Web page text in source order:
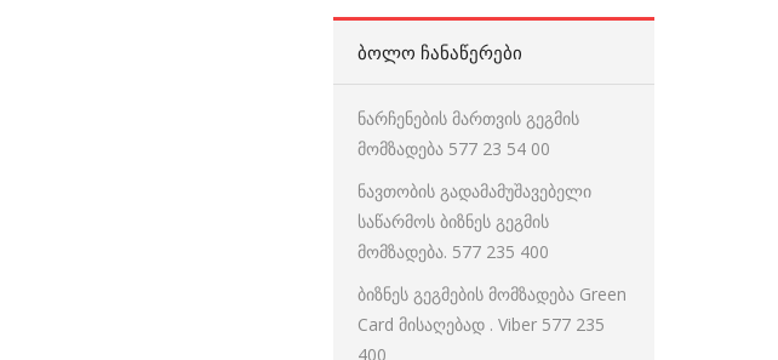
ᲑᲝᲚᲝ ᲩᲐᲜᲐᲬᲔᲠᲔᲑᲘ
ნარჩენების მართვის გეგმის
მომზადება 577 23 54 00
ნავთობის გადამამუშავებელი
საწარმოს ბიზნეს გეგმის
მომზადება. 577 235 400
ბიზნეს გეგმების მომზადება Green
Card მისაღებად . Viber 577 235
400